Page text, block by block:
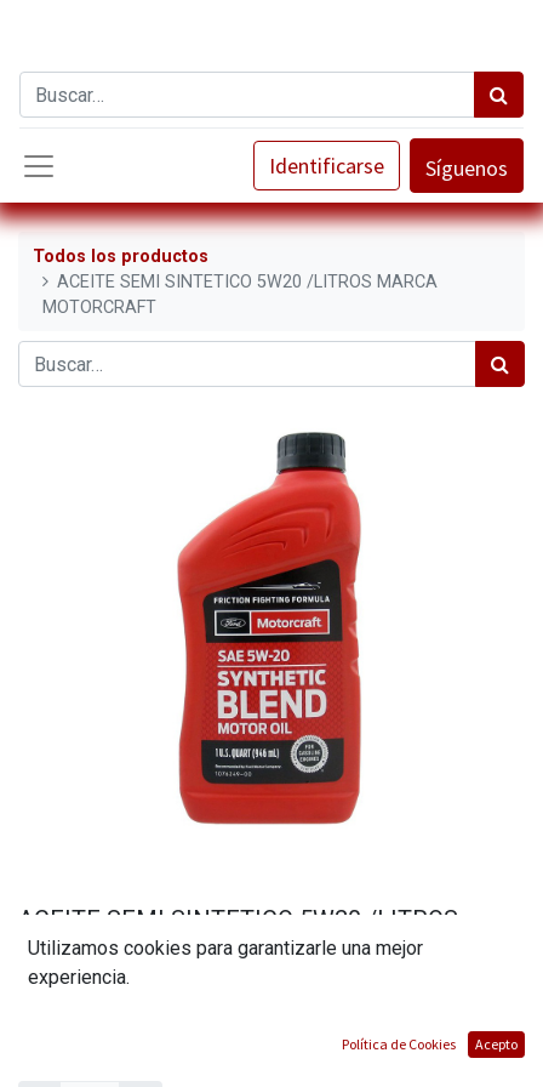
Identificarse Síguenos
Todos los productos
ACEITE SEMI SINTETICO 5W20 /LITROS MARCA
MOTORCRAFT
ACEITE SEMI SINTETICO 5W20 /LITROS
MARCA MOTORCRAFT
Utilizamos cookies para garantizarle una mejor
experiencia.
Política de Cookies Acepto